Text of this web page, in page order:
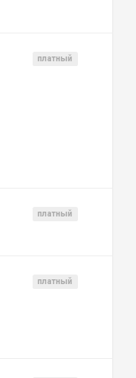
платный
платный
платный